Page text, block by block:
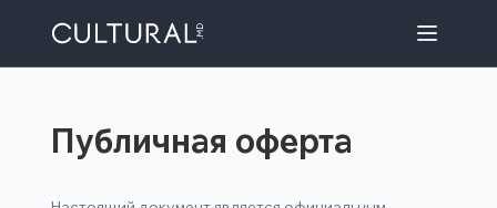
Публичная оферта